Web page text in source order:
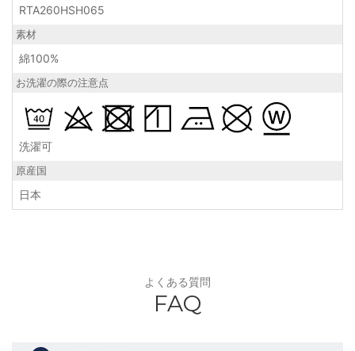
RTA260HSH065
素材
綿100%
お洗濯の際の注意点
洗濯可
原産国
日本
よくある質問
FAQ